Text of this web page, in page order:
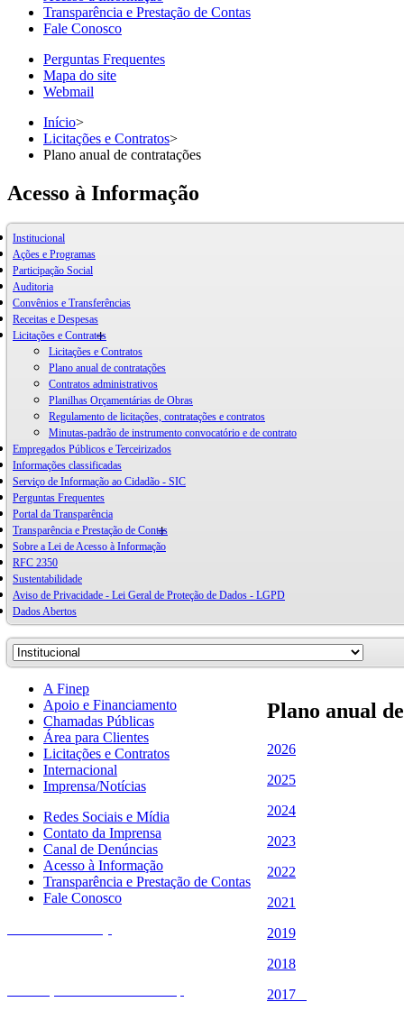
Transparência e Prestação de Contas
Fale Conosco
Perguntas Frequentes
Mapa do site
Webmail
Início>
Licitações e Contratos>
Plano anual de contratações
Acesso à Informação
Institucional
Ações e Programas
Participação Social
Auditoria
Convênios e Transferências
Receitas e Despesas
Licitações e Contratos
Licitações e Contratos
Plano anual de contratações
Contratos administrativos
Planilhas Orçamentárias de Obras
Regulamento de licitações, contratações e contratos
Minutas-padrão de instrumento convocatório e de contrato
Empregados Públicos e Terceirizados
Informações classificadas
Serviço de Informação ao Cidadão - SIC
Perguntas Frequentes
Portal da Transparência
Transparência e Prestação de Contas
Sobre a Lei de Acesso à Informação
RFC 2350
Sustentabilidade
Aviso de Privacidade - Lei Geral de Proteção de Dados - LGPD
Dados Abertos
Plano anual
2026
2025
2024
2023
2022
2021
2019
2018
2017
A Finep
Apoio e Financiamento
Chamadas Públicas
Área para Clientes
Licitações e Contratos
Internacional
Imprensa/Notícias
Redes Sociais e Mídia
Contato da Imprensa
Canal de Denúncias
Acesso à Informação
Transparência e Prestação de Contas
Fale Conosco